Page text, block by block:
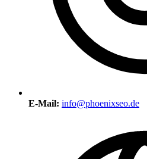
E-Mail: info@phoenixseo.de